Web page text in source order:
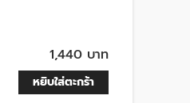
1,440 บาท
หยิบใส่ตะกร้า